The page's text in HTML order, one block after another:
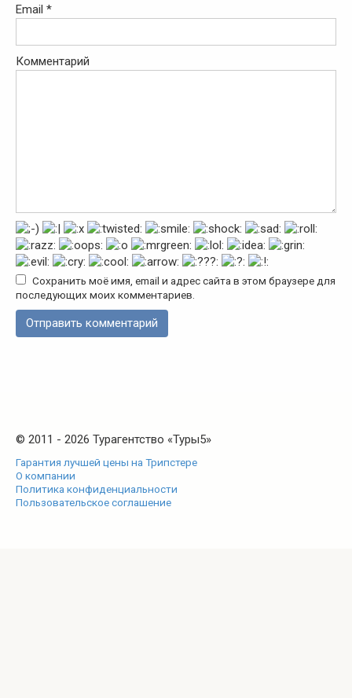
Email *
Комментарий
Сохранить моё имя, email и адрес сайта в этом браузере для
последующих моих комментариев.
© 2011 - 2026 Турагентство «Туры5»
Гарантия лучшей цены на Трипстере
О компании
Политика конфиденциальности
Пользовательское соглашение